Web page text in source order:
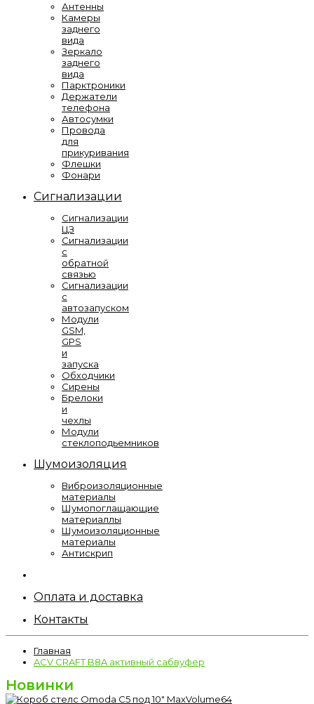
Антенны
Камеры
заднего
вида
Зеркало
заднего
вида
Парктроники
Держатели
телефона
Автосумки
Провода
для
прикуривания
Флешки
Фонари
Сигнализации
Сигнализации
ЦЗ
Сигнализации
с
обратной
связью
Сигнализации
с
автозапуском
Модули
GSM,
GPS
и
запуска
Обходчики
Сирены
Брелоки
и
чехлы
Модули
стеклоподьемников
Шумоизоляция
Виброизоляционные
материалы
Шумопоглащающие
материаллы
Шумоизоляционные
материалы
Антискрип
Оплата и доставка
Контакты
Главная
ACV CRAFT B8A активный сабвуфер
Новинки